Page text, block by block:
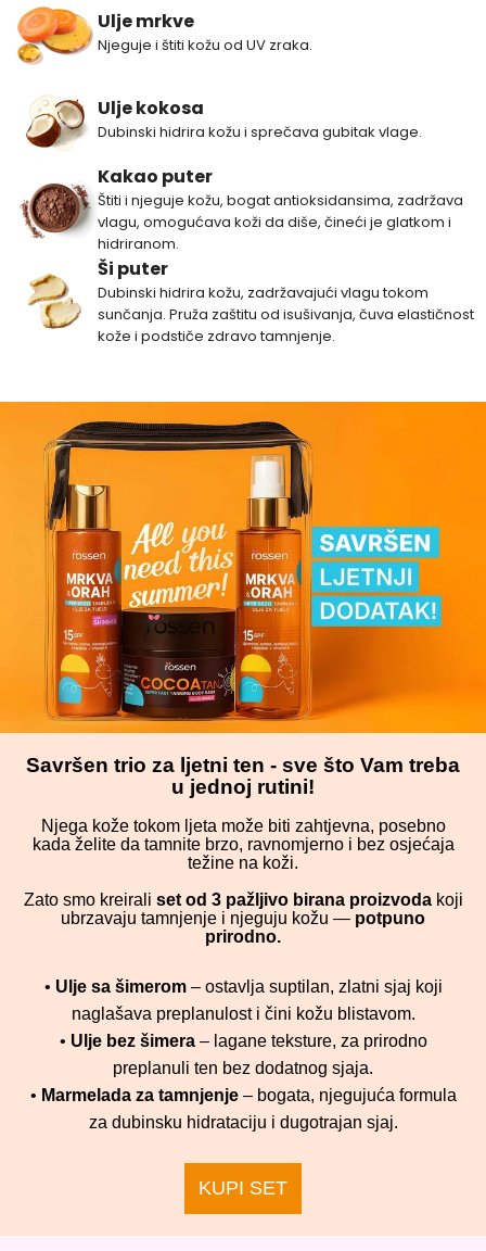
Ulje mrkve
Njeguje i štiti kožu od UV zraka.
Ulje kokosa
Dubinski hidrira kožu i sprečava gubitak vlage.
Kakao puter
Štiti i njeguje kožu, bogat antioksidansima, zadržava
vlagu, omogućava koži da diše, čineći je glatkom i
hidriranom.
Ši puter
Dubinski hidrira kožu, zadržavajući vlagu tokom
sunčanja. Pruža zaštitu od isušivanja, čuva elastičnost
kože i podstiče zdravo tamnjenje.
Savršen trio za ljetni ten - sve što Vam treba
u jednoj rutini!
Njega kože tokom ljeta može biti zahtjevna, posebno
kada želite da tamnite brzo, ravnomjerno i bez osjećaja
težine na koži.
Zato smo kreirali set od 3 pažljivo birana proizvodakoji
ubrzavaju tamnjenje i njeguju kožu — potpuno
prirodno.
• Ulje sa šimerom– ostavlja suptilan, zlatni sjaj koji
naglašava preplanulost i čini kožu blistavom.
• Ulje bez šimera– lagane teksture, za prirodno
preplanuli ten bez dodatnog sjaja.
• Marmelada za tamnjenje– bogata, njegujuća formula
za dubinsku hidrataciju i dugotrajan sjaj.
KUPI SET